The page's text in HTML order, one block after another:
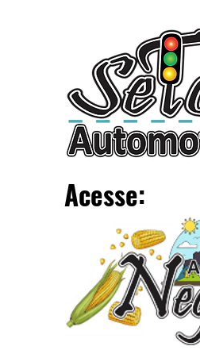
Acesse: